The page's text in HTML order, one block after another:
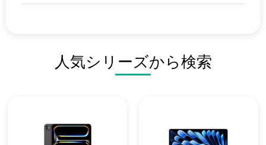
人気シリーズから検索